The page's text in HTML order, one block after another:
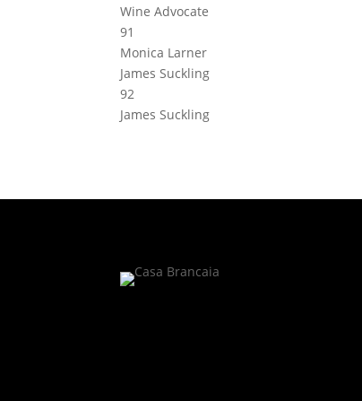
Wine Advocate
91
Monica Larner
James Suckling
92
James Suckling